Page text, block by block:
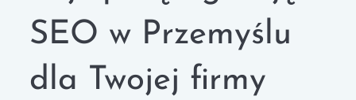
SEO w Przemyślu
dla Twojej firmy